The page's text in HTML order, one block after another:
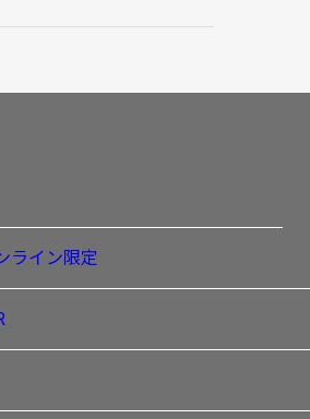
ライン限定